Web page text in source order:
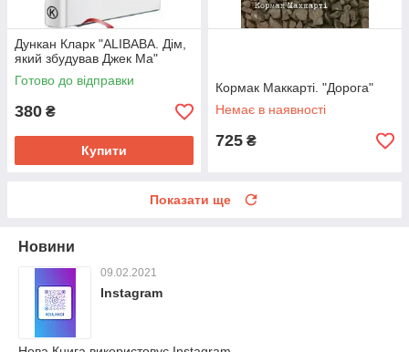
Дункан Кларк "ALIBABA. Дім,
який збудував Джек Ма"
Готово до відправки
380 ₴
Купити
Кормак Маккарті. "Дорога"
Немає в наявності
725 ₴
Показати ще
Новини
09.02.2021
Instagram